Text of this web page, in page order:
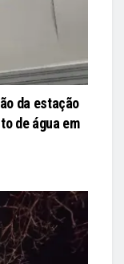
da estação
de água em